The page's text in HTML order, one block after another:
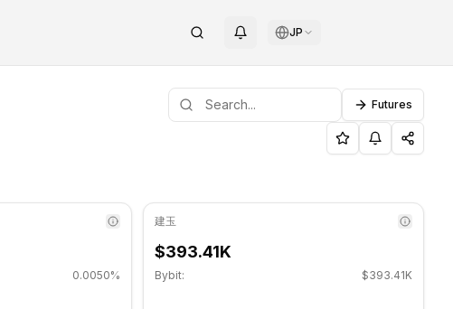
JP
重要なサポートレベル: $0.017677, レジスタンスレベル:
Futures
- COINOTAG
0.0050%
建玉
$393.41K
Bybit: $393.41K